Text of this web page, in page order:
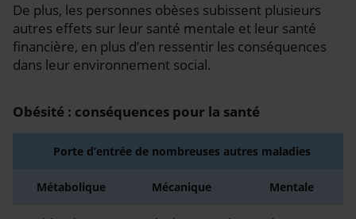
De plus, les personnes obèses subissent plusieurs
autres effets sur leur santé mentale et leur santé
financière, en plus d’en ressentir les conséquences
dans leur environnement social.
Obésité : conséquences pour la santé
Porte d’entrée de nombreuses autres maladies
Métabolique Mécanique Mentale